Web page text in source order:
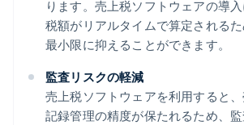
ります。売上税ソフトウェアの導
税額がリアルタイムで算定される
最小限に抑えることができます。
監査リスクの軽減
売上税ソフトウェアを利用すると
記録管理の精度が保たれるため、